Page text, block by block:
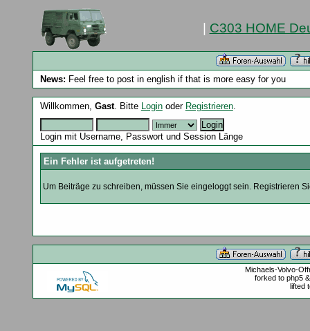
C303 HOME
News: Feel free to post in english if that is more easy for you
Willkommen, Gast. Bitte Loginoder Registrieren.
Login mit Username, Passwort und Session Länge
Ein Fehler ist aufgetreten!
Um Beiträge zu schreiben, müssen Sie eingeloggt sein. Registrieren
Michaels-Volvo-
forked to php5
lifted